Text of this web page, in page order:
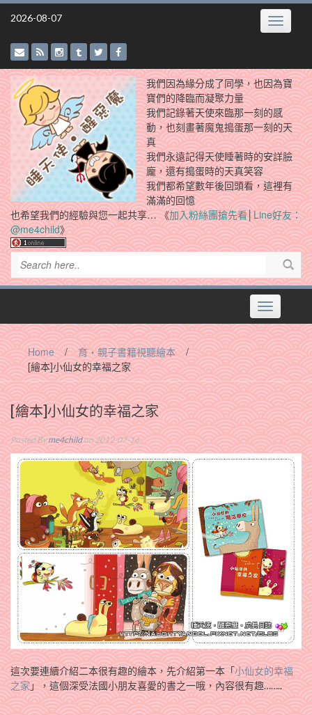
Skip
2026-08-07 Toggle
我們因為緣分成了同學，也因為寶
寶們的降臨而凝聚力量
我們記錄著天使來臨那一刻的感
動，也刻畫著魔鬼搗蛋那一刻的天
真
我們永遠記得天使睡著時的安詳臉
龐，還有搗蛋時的天真笑容
我們都希望數年後回頭看，這裡有
滿滿的回憶
也希望我們的經驗與您一起共享… 《加入粉絲團搶先看│Line好友：
@me4child》
Toggle
navigation
Home / 育‧親子書籍視聽繪本
/
[繪本]小仙女的幸福之家
[繪本]小仙女的幸福之家
Posted Byme4childon 2012-07-16
這次要連續介紹二本很有趣的繪本，先介紹第一本「小仙女的幸福
之家」，這個深受法國小朋友喜愛的書之一哦，內容很有趣……..